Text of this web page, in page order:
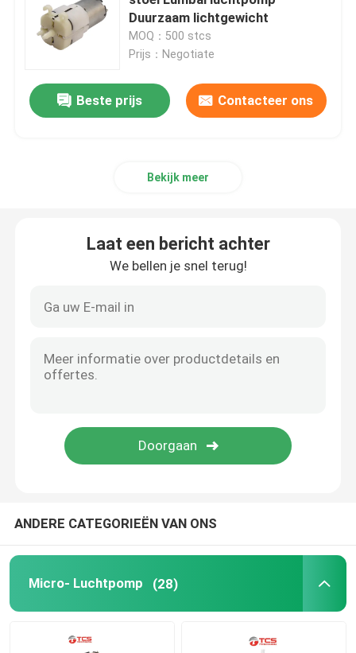
Vraag een offerte
Micro- Luchtpomp
Luchtpomp voor massagestoelen
Micro- Waterklep
Balanssolenoïdeelektromagneet
Duurzaam lichtgewicht
MOQ：500 stcs
Prijs：Negotiate
Beste prijs Contacteer ons
Bekijk meer
Laat een bericht achter
We bellen je snel terug!
ANDERE CATEGORIEËN VAN ONS
Micro- Luchtpomp (28)